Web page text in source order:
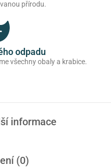
přírodu.
odpadu
všechny obaly a krabice.
informace
(0)